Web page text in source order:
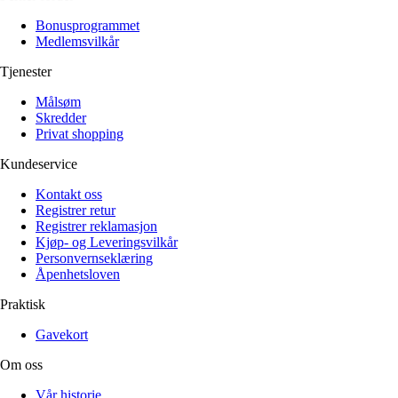
Klær
Reise
Informasjon
Tilbehør
Lukk
Alle artikler
Klær
Reise
Informasjon
Tilbehør
Målsøm
Lukk
Bonusprogrammet
Medlemsvilkår
Tjenester
Målsøm
Skredder
Privat shopping
Kundeservice
Kontakt oss
Registrer retur
Registrer reklamasjon
Kjøp- og Leveringsvilkår
Personvernseklæring
Åpenhetsloven
Praktisk
Gavekort
Om oss
Vår historie